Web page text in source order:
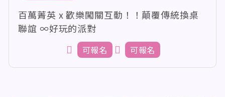
百萬菁英 x 歡樂闖關互動！！顛覆傳統換桌
聯誼 ∞好玩的派對
可報名 可報名